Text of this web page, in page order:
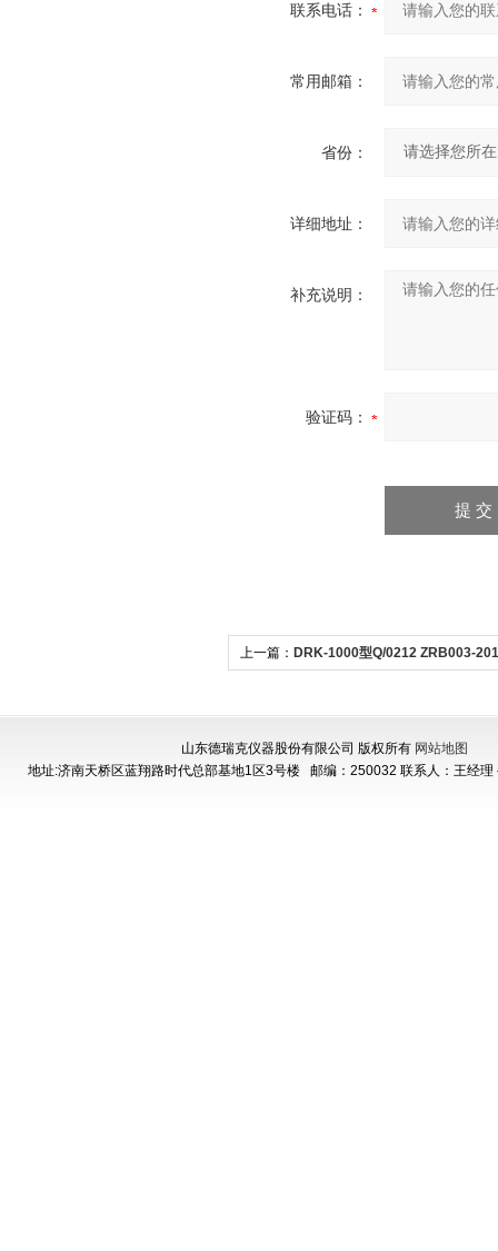
联系电话：
常用邮箱：
省份：
详细地址：
补充说明：
验证码：
上一篇： DRK-1000型Q/0212 ZRB003-
山东德瑞克仪器股份有限公司 版权所有 网站地图
地址:济南天桥区蓝翔路时代总部基地1区3号楼 邮编：250032 联系人：王经